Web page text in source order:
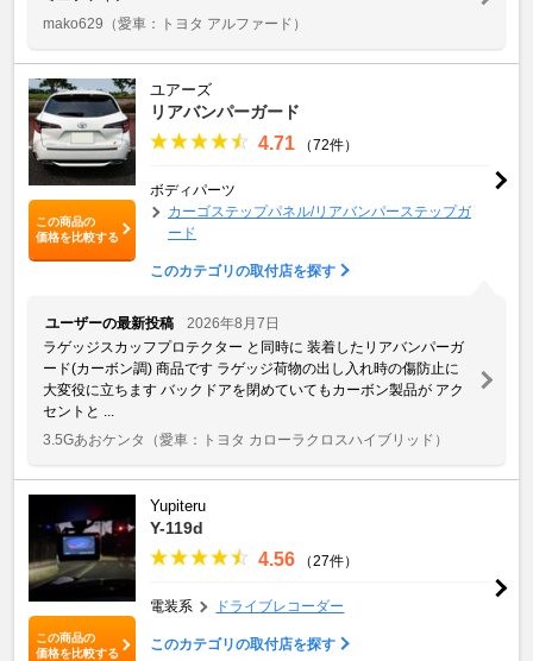
mako629 （愛車：トヨタ アルファード）
この商品の
価格を比較する
ユアーズ
リアバンパーガード
4.71 （72件）
ボディパーツ
カーゴステップパネル/リアバンパーステップガ
ード
このカテゴリの取付店を探す
ユーザーの最新投稿
2026年8月7日
ラゲッジスカッフプロテクター と同時に 装着したリアバンパーガ
ード(カーボン調) 商品です ラゲッジ荷物の出し入れ時の傷防止に
大変役に立ちます バックドアを閉めていてもカーボン製品が アク
セントと ...
3.5Gあおケンタ
（愛車：トヨタ カローラクロスハイブリッド）
この商品の
価格を比較する
Yupiteru
Y-119d
4.56 （27件）
電装系 ドライブレコーダー
このカテゴリの取付店を探す